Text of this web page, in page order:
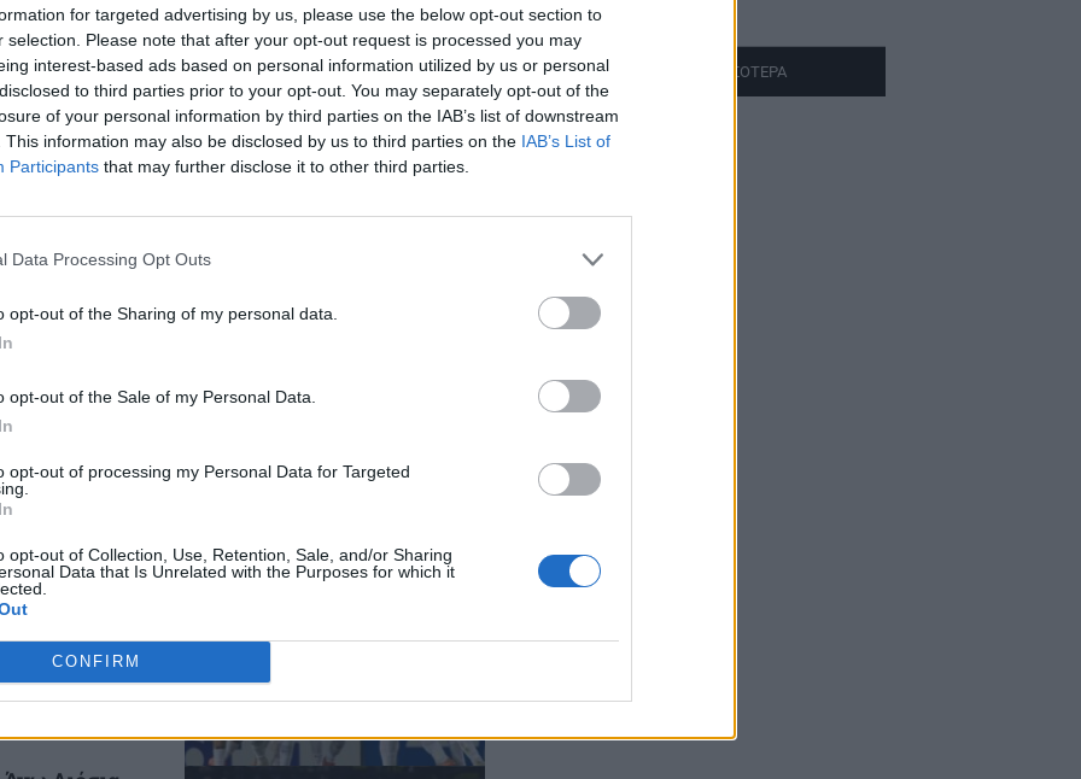
for targeted advertising by us, please use the below opt-out section to
selection. Please note that after your opt-out request is processed you may
interest-based ads based on personal information utilized by us or personal
to third parties prior to your opt-out. You may separately opt-out of the
of your personal information by third parties on the IAB’s list of downstream
This information may also be disclosed by us to third parties on the IAB’s List of
Participants that may further disclose it to other third parties.
Data Processing Opt Outs
opt-out of the Sharing of my personal data.
opt-out of the Sale of my Personal Data.
opt-out of processing my Personal Data for Targeted
opt-out of Collection, Use, Retention, Sale, and/or Sharing
Data that Is Unrelated with the Purposes for which it
CONFIRM
της 6ης-και
Conference League
τρέλανε την
στην Κραϊόβα
φιλάθλους
υπενθυμίζει για
ενόψει του
στον
και δημιουργό
2 ώρες πριν
ΔΙΑΒΑΣΤΕ ΠΕΡΙΣΣΟΤΕΡΑ